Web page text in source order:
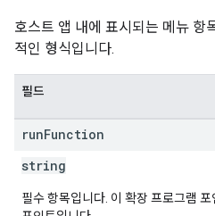
호스트 앱 내에 표시되는 메뉴 항
적인 형식입니다.
필드
runFunction
string
필수 항목입니다. 이 확장 프로그램